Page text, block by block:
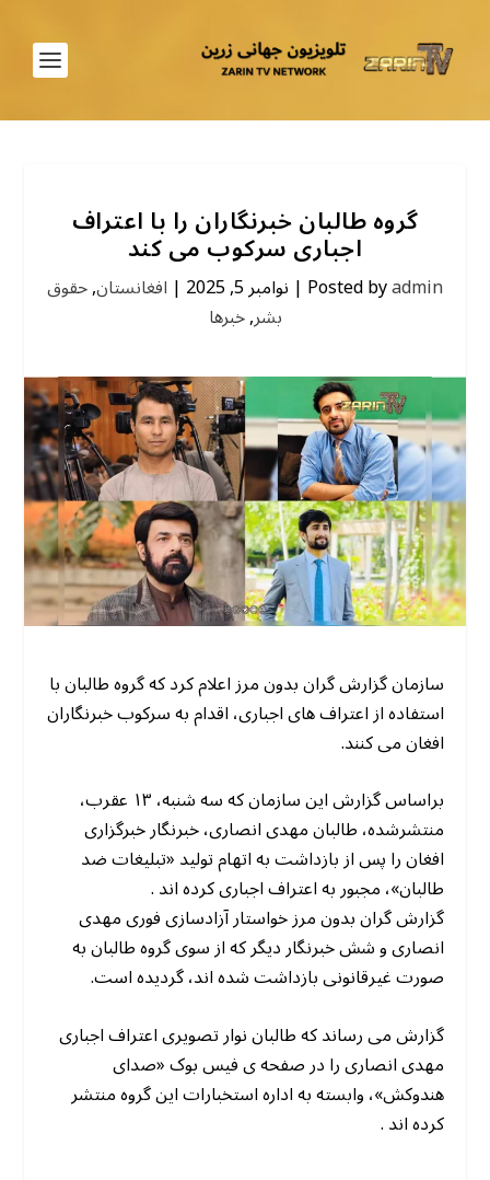
گروه طالبان خبرنگاران را با اعتراف
اجباری سرکوب می کند
Posted byadmin
| نوامبر 5, 2025 | افغانستان,حقوق
بشر,خبرها
سازمان گزارش گران بدون مرز اعلام کرد که گروه طالبان با
استفاده از اعتراف های اجباری، اقدام به سرکوب خبرنگاران
افغان می کنند.
براساس گزارش این سازمان که سه شنبه، ۱۳ عقرب،
منتشرشده، طالبان مهدی انصاری، خبرنگار خبرگزاری
افغان را پس از بازداشت به اتهام تولید «تبلیغات ضد
طالبان»، مجبور به اعتراف اجباری کرده اند .
گزارش گران بدون مرز خواستار آزادسازی فوری مهدی
انصاری و شش خبرنگار دیگر که از سوی گروه طالبان به
صورت غیرقانونی بازداشت شده اند، گردیده است.
گزارش می رساند که طالبان نوار تصویری اعتراف اجباری
مهدی انصاری را در صفحه ی فیس بوک «صدای
هندوکش»، وابسته به اداره استخبارات این گروه منتشر
کرده اند .